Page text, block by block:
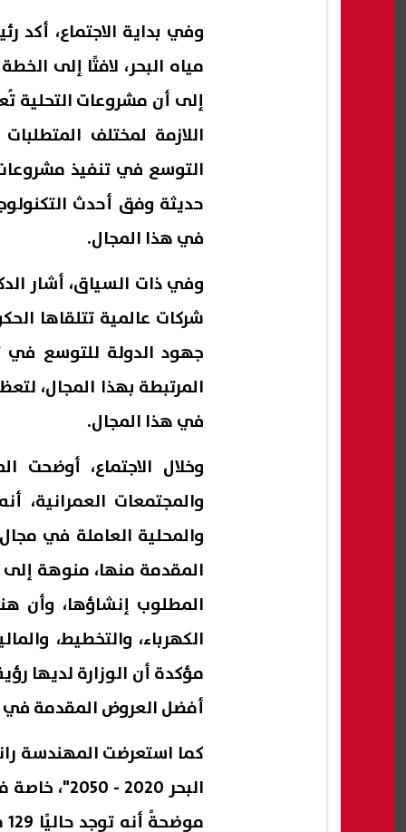
وفي بداية الاجتماع،
مياه البحر، لافتًا إلى
إلى أن مشروعات التحلية
اللازمة لمختلف
التوسع في تنفيذ مشروعات
حديثة وفق أحدث
في هذا المجال.
وفي ذات السياق، أشار
شركات عالمية تتلقاها
جهود الدولة للتوسع في
المرتبطة بهذا المجال،
في هذا المجال.
وخلال الاجتماع، أوضحت
والمجتمعات العمرانية،
والمحلية العاملة في
المقدمة منها، منوهة إلى
المطلوب إنشاؤها، وأن
الكهرباء، والتخطيط،
مؤكدة أن الوزارة لديها
أفضل العروض المقدمة في
كما استعرضت المهندسة
البحر